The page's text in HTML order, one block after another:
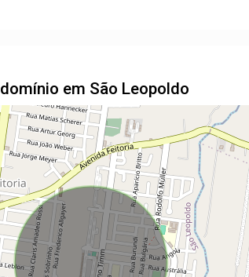
em São Leopoldo